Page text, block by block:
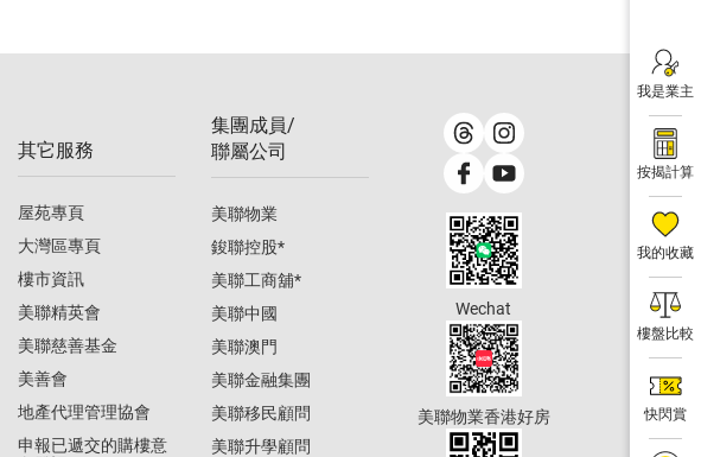
我是業主
按揭計算
我的收藏
樓盤比較
快閃賞
其它服務
屋苑專頁
大灣區專頁
樓市資訊
美聯精英會
美聯慈善基金
美善會
地產代理管理協會
申報已遞交的購樓意
集團成員/
聯屬公司
美聯物業
鋑聯控股*
美聯工商舖*
美聯中國
美聯澳門
美聯金融集團
美聯移民顧問
美聯升學顧問
Wechat
美聯物業香港好房